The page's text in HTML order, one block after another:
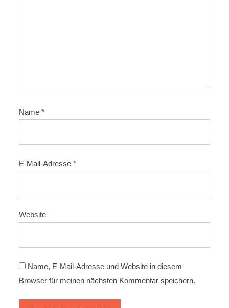
Name*
E-Mail-Adresse*
Website
Name, E-Mail-Adresse und Website in diesem
Browser für meinen nächsten Kommentar speichern.